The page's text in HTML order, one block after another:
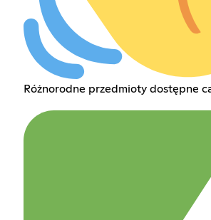
Różnorodne przedmioty dostępne